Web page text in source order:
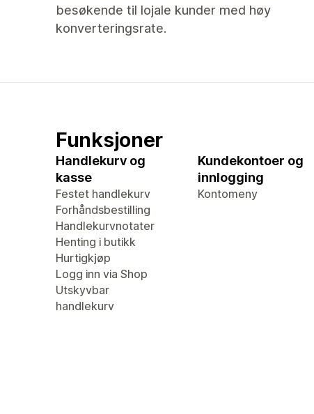
besøkende til lojale kunder med høy
konverteringsrate.
Funksjoner
Handlekurv og
kasse
Festet handlekurv
Forhåndsbestilling
Handlekurvnotater
Henting i butikk
Hurtigkjøp
Logg inn via Shop
Utskyvbar
handlekurv
Kundekontoer og
innlogging
Kontomeny